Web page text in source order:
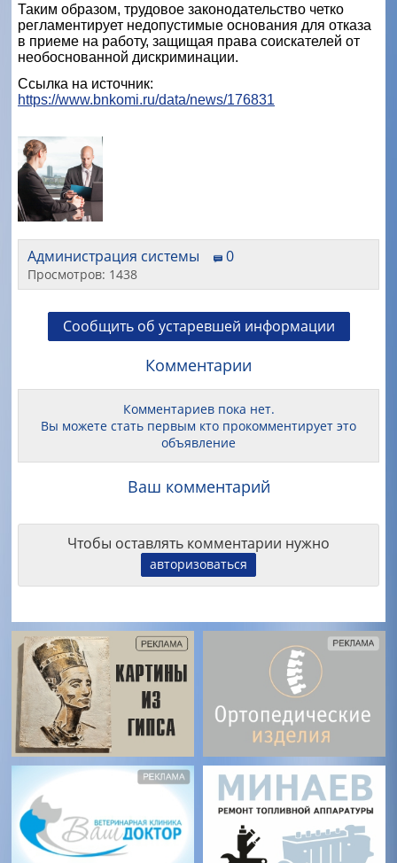
Таким образом, трудовое законодательство четко
регламентирует недопустимые основания для отказа
в приеме на работу, защищая права соискателей от
необоснованной дискриминации.
Ссылка на источник:
https://www.bnkomi.ru/data/news/176831
Администрация системы 0
Просмотров: 1438
Сообщить об устаревшей информации
Комментарии
Комментариев пока нет.
Вы можете стать первым кто прокомментирует это
объявление
Ваш комментарий
Чтобы оставлять комментарии нужно
авторизоваться